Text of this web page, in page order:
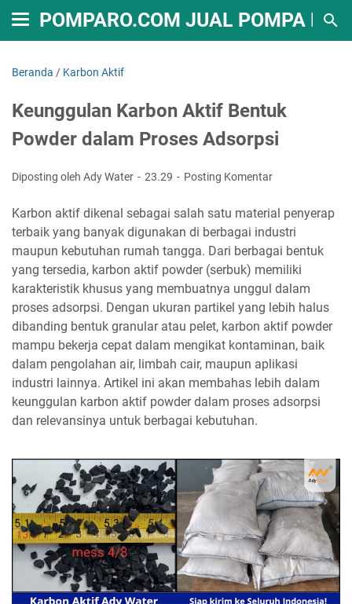
POMPARO.COM JUAL POMPA RO
Beranda / Karbon Aktif
Keunggulan Karbon Aktif Bentuk
Powder dalam Proses Adsorpsi
Diposting oleh Ady Water 23.29 Posting Komentar
Karbon aktif dikenal sebagai salah satu material penyerap
terbaik yang banyak digunakan di berbagai industri
maupun kebutuhan rumah tangga. Dari berbagai bentuk
yang tersedia, karbon aktif powder (serbuk) memiliki
karakteristik khusus yang membuatnya unggul dalam
proses adsorpsi. Dengan ukuran partikel yang lebih halus
dibanding bentuk granular atau pelet, karbon aktif powder
mampu bekerja cepat dalam mengikat kontaminan, baik
dalam pengolahan air, limbah cair, maupun aplikasi
industri lainnya. Artikel ini akan membahas lebih dalam
keunggulan karbon aktif powder dalam proses adsorpsi
dan relevansinya untuk berbagai kebutuhan.